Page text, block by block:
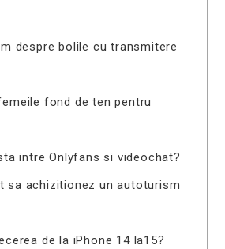
despre bolile cu transmitere
fond de ten pentru
intre Onlyfans si videochat?
sa achizitionez un autoturism
de la iPhone 14 la15?